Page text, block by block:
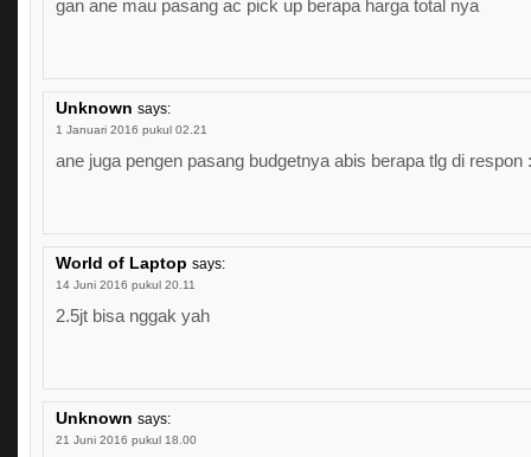
gan ane mau pasang ac pick up berapa harga total nya
Unknown says:
1 Januari 2016 pukul 02.21
ane juga pengen pasang budgetnya abis berapa tlg di respon
World of Laptop says:
14 Juni 2016 pukul 20.11
2.5jt bisa nggak yah
Unknown says:
21 Juni 2016 pukul 18.00